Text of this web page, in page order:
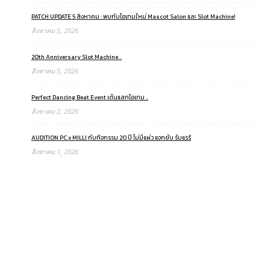
PATCH UPDATE 5 สิงหาคม : พบกับไอเทมใหม่ Mascot Salon และ Slot Machine!
สิงหาคม 5, 2026
20th Anniversary Slot Machine ..
สิงหาคม 5, 2026
Perfect Dancing Beat Event เต้นแลกไอเทม ..
สิงหาคม 2, 2026
AUDITION PC x MILLI กับกิจกรรม 20 ปี ไม่มีแผ่ว แจกยับ รับแรร์
สิงหาคม 1, 2026